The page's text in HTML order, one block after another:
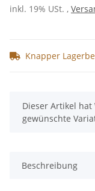
inkl. 19% USt. ,
Knapper
x
Dieser Artikel
gewünschte
Beschreibung